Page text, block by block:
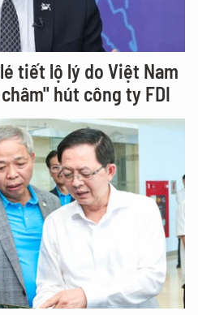
tiết lộ lý do Việt Nam
hút công ty FDI